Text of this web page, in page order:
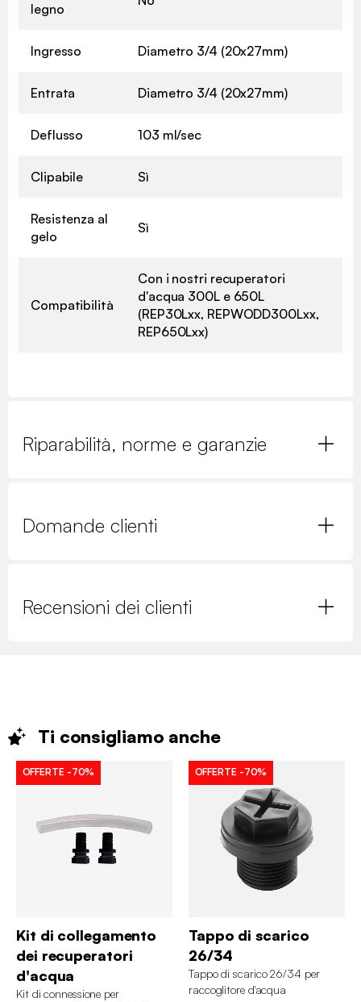
legno
Ingresso Diametro 3/4 (20x27mm)
Entrata Diametro 3/4 (20x27mm)
Deflusso 103 ml/sec
Clipabile Sì
Resistenza al
gelo
Sì
Compatibilità
Con i nostri recuperatori
d'acqua 300L e 650L
(REP30Lxx, REPWODD300Lxx,
REP650Lxx)
Riparabilità, norme e garanzie
Domande clienti
Recensioni dei clienti
Ti consigliamo anche
OFFERTE -70%
Kit di collegamento
dei recuperatori
d'acqua
Kit di connessione per
OFFERTE -70%
Tappo di scarico
26/34
Tappo di scarico 26/34 per
raccoglitore d'acqua